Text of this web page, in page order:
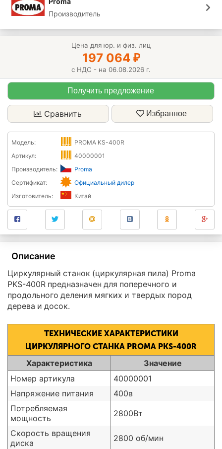
Производитель
Цена для юр. и физ. лиц
197 064 ₽
с НДС - на 06.08.2026 г.
Получить предложение
Сравнить Избранное
Модель:
PROMA KS-400R
Артикул:
40000001
Производитель:
Proma
Сертификат:
Официальный дилер
Изготовитель:
Китай
Описание
Циркулярный станок (циркулярная пила) Proma
PKS-400R предназначен для поперечного и
продольного деления мягких и твердых пород
дерева и досок.
ТЕХНИЧЕСКИЕ ХАРАКТЕРИСТИКИ
ЦИРКУЛЯРНОГО СТАНКА PROMA PKS-400R
Характеристика
Значение
Номер артикула
40000001
Напряжение питания
400в
Потребляемая
мощность
2800Вт
Скорость вращения
диска
2800 об/мин